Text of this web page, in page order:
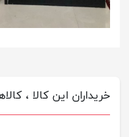
خریداران این کالا ،